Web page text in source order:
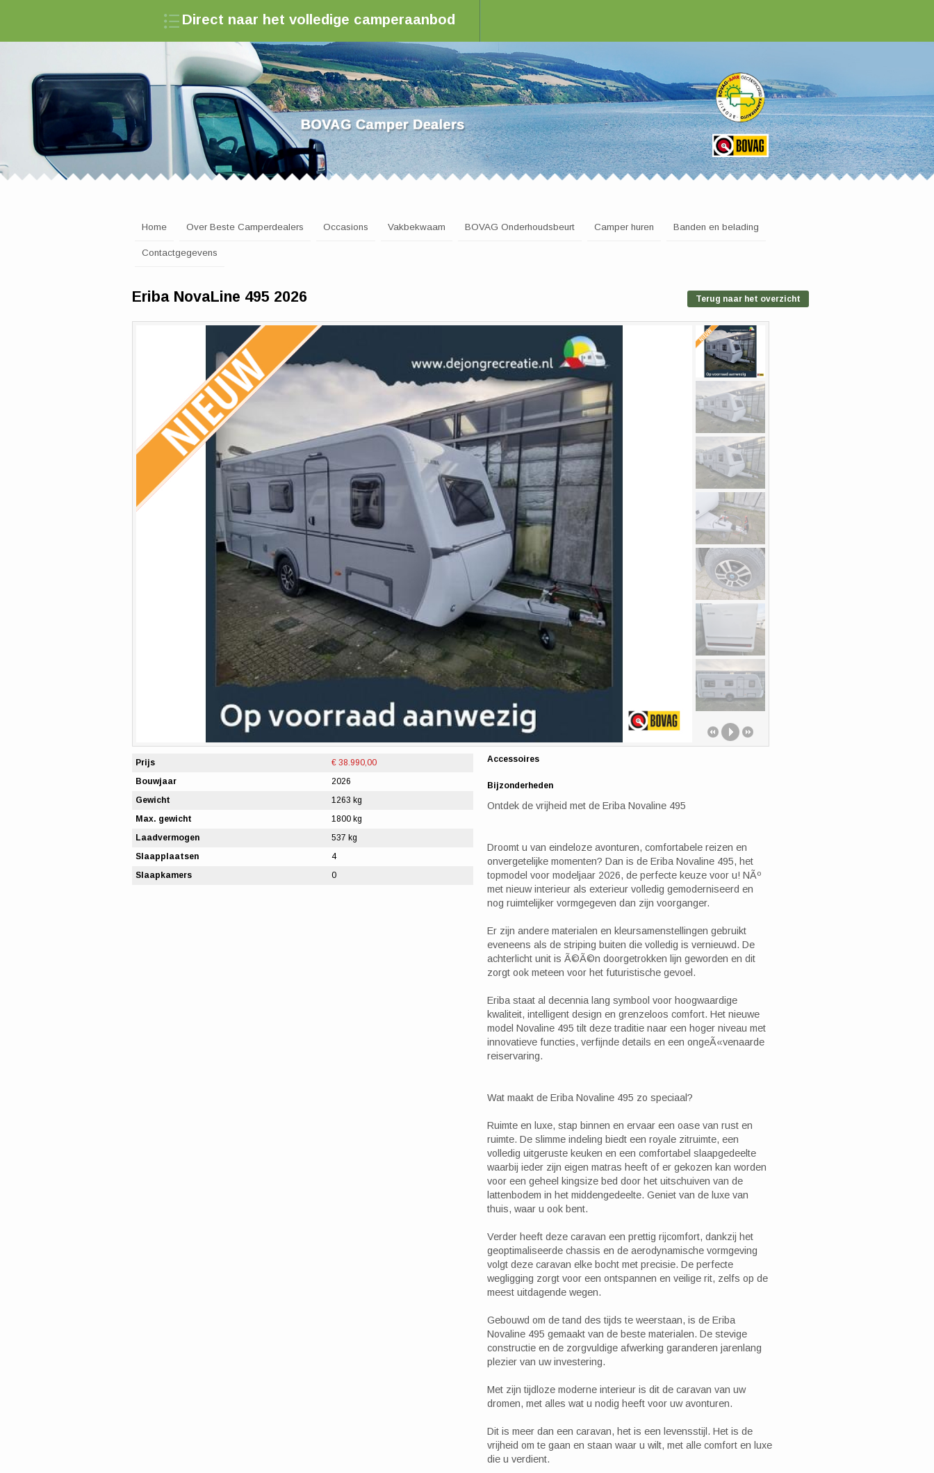
Direct naar het volledige camperaanbod
Zoek een camperdealer in Nederland
Home Over Beste Camperdealers Occasions Vakbekwaam BOVAG Onderhoudsbeurt Camper huren Banden en belading
Contactgegevens
Eriba NovaLine 495 2026 Terug naar het overzicht
Prijs
€ 38.990,00
Bouwjaar
2026
Gewicht
1263 kg
Max. gewicht
1800 kg
Laadvermogen
537 kg
Slaapplaatsen
4
Slaapkamers
0
Accessoires
Bijzonderheden
Ontdek de vrijheid met de Eriba Novaline 495
Droomt u van eindeloze avonturen, comfortabele reizen en
onvergetelijke momenten? Dan is de Eriba Novaline 495, het
topmodel voor modeljaar 2026, de perfecte keuze voor u! NÃº
met nieuw interieur als exterieur volledig gemoderniseerd en
nog ruimtelijker vormgegeven dan zijn voorganger.
Er zijn andere materialen en kleursamenstellingen gebruikt
eveneens als de striping buiten die volledig is vernieuwd. De
achterlicht unit is Ã©Ã©n doorgetrokken lijn geworden en dit
zorgt ook meteen voor het futuristische gevoel.
Eriba staat al decennia lang symbool voor hoogwaardige
kwaliteit, intelligent design en grenzeloos comfort. Het nieuwe
model Novaline 495 tilt deze traditie naar een hoger niveau met
innovatieve functies, verfijnde details en een ongeÃ«venaarde
reiservaring.
Wat maakt de Eriba Novaline 495 zo speciaal?
Ruimte en luxe, stap binnen en ervaar een oase van rust en
ruimte. De slimme indeling biedt een royale zitruimte, een
volledig uitgeruste keuken en een comfortabel slaapgedeelte
waarbij ieder zijn eigen matras heeft of er gekozen kan worden
voor een geheel kingsize bed door het uitschuiven van de
lattenbodem in het middengedeelte. Geniet van de luxe van
thuis, waar u ook bent.
Verder heeft deze caravan een prettig rijcomfort, dankzij het
geoptimaliseerde chassis en de aerodynamische vormgeving
volgt deze caravan elke bocht met precisie. De perfecte
wegligging zorgt voor een ontspannen en veilige rit, zelfs op de
meest uitdagende wegen.
Gebouwd om de tand des tijds te weerstaan, is de Eriba
Novaline 495 gemaakt van de beste materialen. De stevige
constructie en de zorgvuldige afwerking garanderen jarenlang
plezier van uw investering.
Met zijn tijdloze moderne interieur is dit de caravan van uw
dromen, met alles wat u nodig heeft voor uw avonturen.
Dit is meer dan een caravan, het is een levensstijl. Het is de
vrijheid om te gaan en staan waar u wilt, met alle comfort en luxe
die u verdient.